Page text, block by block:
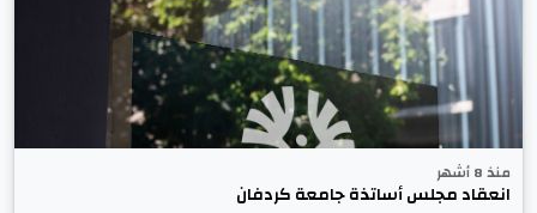
منذ 8 أشهر
انعقاد مجلس أساتذة جامعة كردفان